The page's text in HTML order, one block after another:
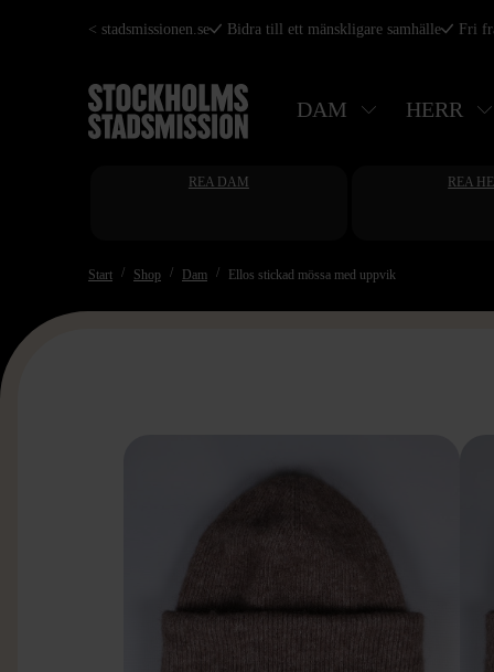
Hoppa
huvudinnehåll
< stadsmissionen.se Bidra till ett mänskligare samhälle Fri
DAM HERR
REA DAM REA
Start Shop Dam Ellos stickad mössa med uppvik